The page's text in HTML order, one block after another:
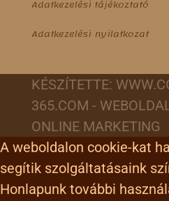
Adatkezelési tájékoztató
Adatkezelési nyilatkozat
KÉSZÍTETTE:
365.COM -
ONLINE MARKETING
A weboldalon cookie-kat
segítik szolgáltatásaink
Honlapunk további